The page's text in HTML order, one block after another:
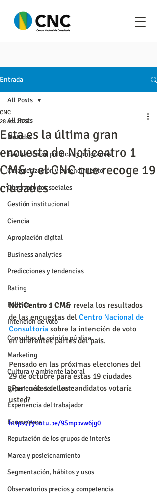
Entrada
All Posts
Metodos
Evaluación de políticas y programas
Caracterización y entendimiento
Observatorios sociales
Gestión institucional
Ciencia
Apropiación digital
Business analytics
Predicciones y tendencias
Rating
Política
Intención de voto
Consultas de opinión pública
Marketing
Cultura y ambiente laboral
Experiencia del cliente
Experiencia del trabajador
Ecommerce
Reputación de los grupos de interés
Marca y posicionamiento
Segmentación, hábitos y usos
Observatorios precios y competencia
All Posts
Esta es la última gran
encuesta de Noticentro 1
CM& y el CNC que recoge 19
ciudades
CNC
28 oct 2023
NotiCentro 1 CM& revela los resultados
de las encuestas del Centro Nacional de
Consultoría sobre la intención de voto
en diferentes partes del país.
Pensado en las próximas elecciones del
29 de octubre para estas 19 ciudades
¿Por cuáles de los candidatos votaría
usted?
https://youtu.be/9Smppvw6jg0